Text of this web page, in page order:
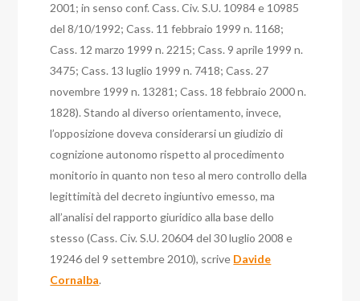
2001; in senso conf. Cass. Civ. S.U. 10984 e 10985
del 8/10/1992; Cass. 11 febbraio 1999 n. 1168;
Cass. 12 marzo 1999 n. 2215; Cass. 9 aprile 1999 n.
3475; Cass. 13 luglio 1999 n. 7418; Cass. 27
novembre 1999 n. 13281; Cass. 18 febbraio 2000 n.
1828).Stando al diverso orientamento, invece,
l’opposizione doveva considerarsi un giudizio di
cognizione autonomo rispetto al procedimento
monitorio in quanto non teso al mero controllo della
legittimità del decreto ingiuntivo emesso, ma
all’analisi del rapporto giuridico alla base dello
stesso (Cass. Civ. S.U. 20604 del 30 luglio 2008 e
19246 del 9 settembre 2010), scrive Davide
Cornalba.